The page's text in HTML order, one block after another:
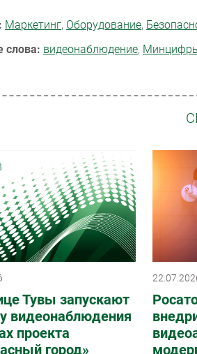
Маркетинг, Оборудование,
слова: видеонаблюдение,
Тувы запускают
видеонаблюдения
проекта
город»